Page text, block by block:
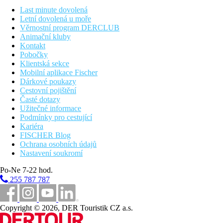
Po snídani se vydáte do kaňonu Matka, jednoho z nejkrásnějších
kaňonů na světě, plného rozmanité flóry a klidné přírody. Po
návštěvě kaňonu se vydáte do Kosova. Překročíme hranice a
dorazíme do Prištiny, kde navštívíte hrobku sultána Murata I.,
který byl umučen v bitvě na Kosovu v roce 1389. Pokračujete
do Prizrenu, města bohatého na osmanské dědictví a tureckou
kulturu. V Prizrenu navštívíte mešitu Sinan Paša, kostel Panny
Marie, Halveti Tekke, mešitu a lázeň Mehmeta Paša a ikonický
Kamenný most. Po večeři v místní restauraci v Prizrenu se
vrátíme do Skopje na nocleh.
4. Den
Po snídani vyrazíte do Bělehradu, hlavního města Srbska a
jednoho z nejstarších měst Evropy.
Vaši prohlídku Bělehradu začnete zastávkami u Parlamentu,
Starého paláce, Národního muzea a Terazijské fontány. Poté
navštívíte Bělehradskou pevnost, park Kalemegdan, Hodinovou
věž a Stambolovu bránu, kde si užijete výhledy na soutok
Dunaje a Sávy.
Prohlédnete si mešitu Bayrakli, fontánu Sokollu Mehmeda Paši,
hrobku Damat Aliho Paši a Vojenské muzeum v přírodě. Po
volném čase večeře a nocleh v hotelu.
5. Den
Po snídani se vydáte do Sarajeva, hlavního města Bosny a
Hercegoviny, známého jako „Jeruzalém Balkánu“. Sarajevo je
město s velkým historickým a kulturním významem, kde v roce
Last minute dovolená
Letní dovolená u moře
Věrnostní program DERCLUB
Animační kluby
Kontakt
Pobočky
Klientská sekce
Mobilní aplikace Fischer
Dárkové poukazy
Cestovní pojištění
Časté dotazy
Užitečné informace
Podmínky pro cestující
Kariéra
FISCHER Blog
Ochrana osobních údajů
Nastavení soukromí
Po-Ne 7-22 hod.
255 787 787
Copyright © 2026, DER Touristik CZ a.s.